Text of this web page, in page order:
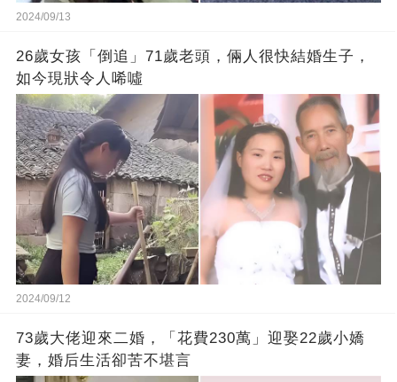
2024/09/13
26歲女孩「倒追」71歲老頭，倆人很快結婚生子，
如今現狀令人唏噓
2024/09/12
73歲大佬迎來二婚，「花費230萬」迎娶22歲小嬌
妻，婚后生活卻苦不堪言